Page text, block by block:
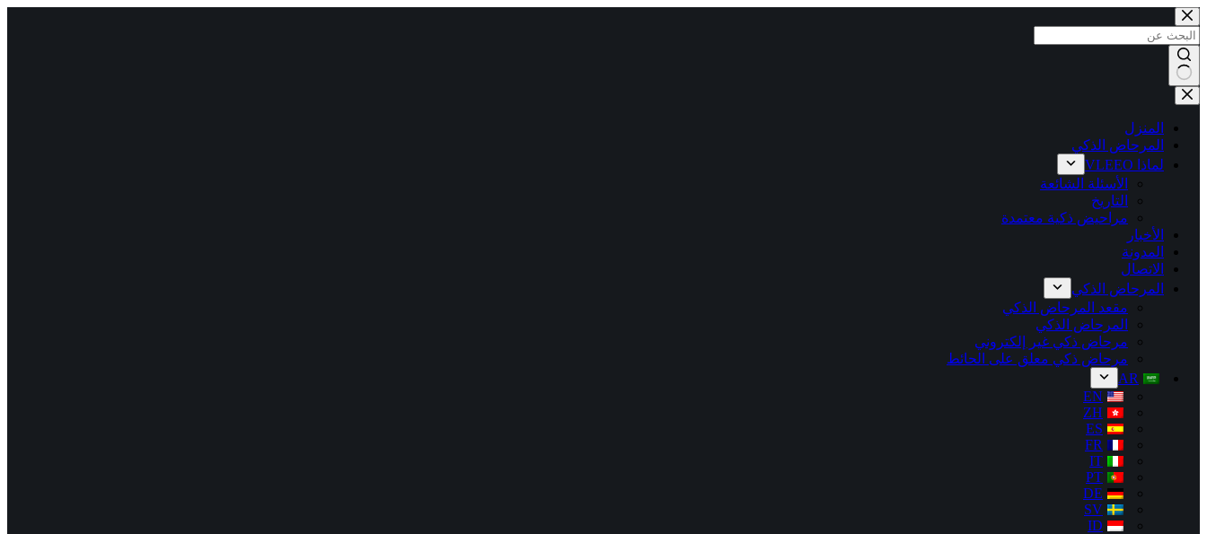
المنزل
المرحاض الذكي
لماذا VLEEO
الأسئلة الشائعة
التاريخ
مراحيض ذكية معتمدة
الأخبار
المدونة
الاتصال
المرحاض الذكي
مقعد المرحاض الذكي
المرحاض الذكي
مرحاض ذكي غير إلكتروني
مرحاض ذكي معلق على الحائط
AR
EN
ZH
ES
FR
IT
PT
DE
SV
ID